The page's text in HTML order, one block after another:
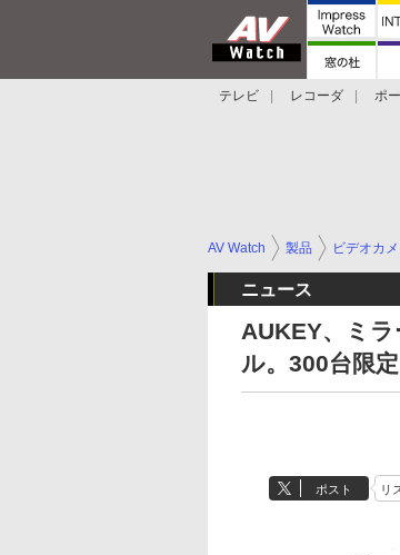
テレビ レコーダ ポ
AV Watch 製品 ビデオカメ
ニュース
AUKEY、ミ
ル。300台限定
ポスト リ